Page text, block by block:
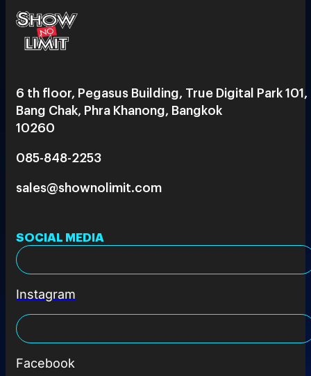
6 th floor, Pegasus Building, True Digital Park 101,
Bang Chak, Phra Khanong, Bangkok
10260
085-848-2253
sales@shownolimit.com
SOCIAL MEDIA
Instagram
Facebook